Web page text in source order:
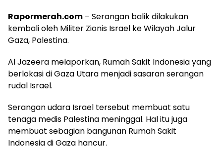
Rapormerah.com – Serangan balik dilakukan
kembali oleh Militer Zionis Israel ke Wilayah Jalur
Gaza, Palestina.
Al Jazeera melaporkan, Rumah Sakit Indonesia yang
berlokasi di Gaza Utara menjadi sasaran serangan
rudal Israel.
Serangan udara Israel tersebut membuat satu
tenaga medis Palestina meninggal. Hal itu juga
membuat sebagian bangunan Rumah Sakit
Indonesia di Gaza hancur.